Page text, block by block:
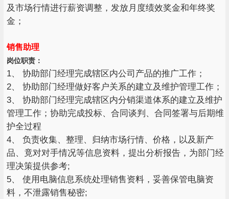
及市场行情进行薪资调整，发放月度绩效奖金和年终奖
金；
销售助理
岗位职责：
1、 协助部门经理完成辖区内公司产品的推广工作；
2、 协助部门经理做好客户关系的建立及维护管理工作；
3、 协助部门经理完成辖区内分销渠道体系的建立及维护
管理工作；协助完成投标、合同谈判、合同签署与后期维
护全过程
4、 负责收集、整理、归纳市场行情、价格，以及新产
品、竟对对手情况等信息资料，提出分析报告，为部门经
理决策提供参考;
5、 使用电脑信息系统处理销售资料，妥善保管电脑资
料，不泄露销售秘密;